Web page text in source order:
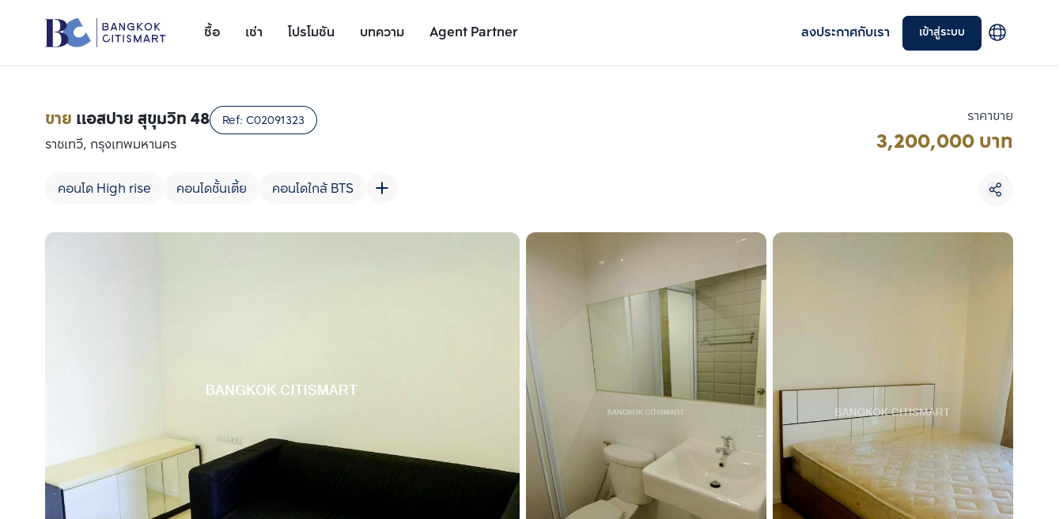
ซื้อ เช่า โปรโมชัน บทความ Agent Partner ลงประกาศกับเรา เข้าสู่ระบบ
รายละเอียดยูนิต
ขาย แอสปาย สุขุมวิท 48 Ref: C02091323
ราชเทวี, กรุงเทพมหานคร
คอนโด High rise คอนโดชั้นเตี้ย คอนโดใกล้ BTS
ราคาขาย
3,200,000 บาท
รายการที่ 3
เลือกยูนิตเพื่อเปรียบเทียบ